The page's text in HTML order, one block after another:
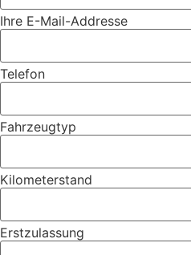
Ihre E-Mail-Addresse
Telefon
Fahrzeugtyp
Kilometerstand
Erstzulassung